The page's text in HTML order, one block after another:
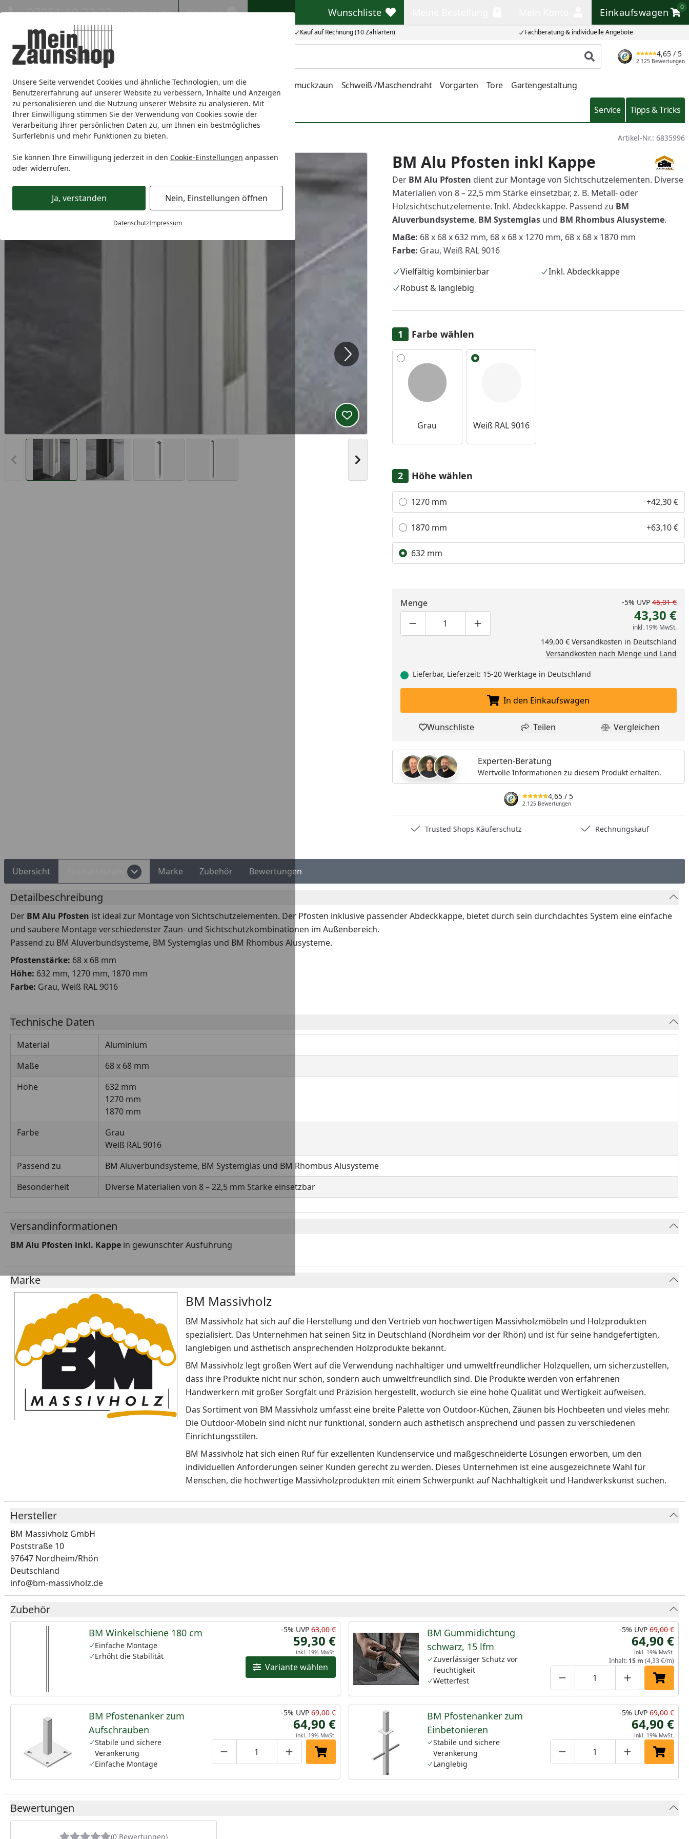
Unsere Seite verwendet Cookies und ähnliche Technologien, um die
Benutzererfahrung auf unserer Website zu verbessern, Inhalte und Anzeigen
zu personalisieren und die Nutzung unserer Website zu analysieren. Mit
Ihrer Einwilligung stimmen Sie der Verwendung von Cookies sowie der
Verarbeitung Ihrer persönlichen Daten zu, um Ihnen ein bestmögliches
Surferlebnis und mehr Funktionen zu bieten.
Sie können Ihre Einwilligung jederzeit in den Cookie-Einstellungen anpassen
oder widerrufen.
Ja, verstanden Nein, Einstellungen öffnen
DatenschutzImpressum
Eigene Montage-Teams Kauf auf Rechnung (10 Zahlarten) Fachberatung & individuelle Angebote
07051 / 9 22 22 Mo-Fr. 8-16 Uhr Kontakt Wunschliste
Wunschliste Einkaufswagen
0
Einkaufswagen
Produkt suchen
4,65 / 5
2.125 Bewertungen
Sichtschutz Doppelstabmatte Zaunsets Gabionen Einstabmatten Schmuckzaun Schweiß-/Maschendraht Vorgarten Tore Gartengestaltung
Zaunmarken Service Tipps & Tricks
Sichtschutz Glas BM Systemglas BM Alu Pfosten inkl Kappe Artikel-Nr.: 6835996
Vorheriges Bild anzeigen Nächstes Bild anzeigen
Produkt zur Wunschliste hinzufügen
BM Alu Pfosten inkl Kappe
Der BM Alu Pfosten dient zur Montage von Sichtschutzelementen. Diverse
Materialien von 8 – 22,5 mm Stärke einsetzbar, z. B. Metall- oder
Holzsichtschutzelemente. Inkl. Abdeckkappe. Passend zu BM
Aluverbundsysteme, BM Systemglasund BM Rhombus Alusysteme.
Maße: 68 x 68 x 632 mm, 68 x 68 x 1270 mm, 68 x 68 x 1870 mm
Farbe: Grau, Weiß RAL 9016
Vielfältig kombinierbar
Inkl. Abdeckkappe
Robust & langlebig
Farbe wählen
Alle anzeigen (2)
Grau Weiß RAL 9016
Höhe wählen
Alle anzeigen (3)
1270 mm +42,30 €
1870 mm +63,10 €
632 mm
Menge
Produktmenge um eins verringern
Produktmenge manuell eingeben
Produktmenge um eins erhöhen
-5% UVP 46,01 €
43,30 €
inkl. 19% MwSt.
149,00 € Versandkosten in Deutschland
Versandkosten nach Menge und Land
Lieferbar, Lieferzeit: 15-20 Werktage in Deutschland
In den Einkaufswagen legen
In den Einkaufswagen
Produkt zur Wunschliste hinzufügen
Wunschliste Teilen
Teilen Produkt
Vergleichen
Experten-Beratung
Wertvolle Informationen zu diesem Produkt erhalten.
4,65 / 5
2.125 Bewertungen
Trusted Shops Käuferschutz Rechnungskauf
Übersicht Marke Zubehör Bewertungen
Detailbeschreibung
Der BM Alu Pfosten ist ideal zur Montage von Sichtschutzelementen. Der Pfosten inklusive passender Abdeckkappe, bietet durch sein durchdachtes System eine einfache
und saubere Montage verschiedenster Zaun- und Sichtschutzkombinationen im Außenbereich.
Passend zu BM Aluverbundsysteme, BM Systemglas und BM Rhombus Alusysteme.
Pfostenstärke: 68 x 68 mm
Höhe: 632 mm, 1270 mm, 1870 mm
Farbe: Grau, Weiß RAL 9016
Technische Daten
Material
Aluminium
Maße
68 x 68 mm
Höhe
632 mm
1270 mm
1870 mm
Farbe
Grau
Weiß RAL 9016
Passend zu
BM Aluverbundsysteme, BM Systemglas und BM Rhombus Alusysteme
Besonderheit
Diverse Materialien von 8 – 22,5 mm Stärke einsetzbar
Versandinformationen
BM Alu Pfosten inkl. Kappe in gewünschter Ausführung
Marke
BM Massivholz
BM Massivholz hat sich auf die Herstellung und den Vertrieb von hochwertigen Massivholzmöbeln und Holzprodukten
spezialisiert. Das Unternehmen hat seinen Sitz in Deutschland (Nordheim vor der Rhön) und ist für seine handgefertigten,
langlebigen und ästhetisch ansprechenden Holzprodukte bekannt.
BM Massivholz legt großen Wert auf die Verwendung nachhaltiger und umweltfreundlicher Holzquellen, um sicherzustellen,
dass ihre Produkte nicht nur schön, sondern auch umweltfreundlich sind. Die Produkte werden von erfahrenen
Handwerkern mit großer Sorgfalt und Präzision hergestellt, wodurch sie eine hohe Qualität und Wertigkeit aufweisen.
Das Sortiment von BM Massivholz umfasst eine breite Palette von Outdoor-Küchen, Zäunen bis Hochbeeten und vieles mehr.
Die Outdoor-Möbeln sind nicht nur funktional, sondern auch ästhetisch ansprechend und passen zu verschiedenen
Einrichtungsstilen.
BM Massivholz hat sich einen Ruf für exzellenten Kundenservice und maßgeschneiderte Lösungen erworben, um den
individuellen Anforderungen seiner Kunden gerecht zu werden. Dieses Unternehmen ist eine ausgezeichnete Wahl für
Menschen, die hochwertige Massivholzprodukten mit einem Schwerpunkt auf Nachhaltigkeit und Handwerkskunst suchen.
Hersteller
BM Massivholz GmbH
Poststraße 10
97647 Nordheim/Rhön
Deutschland
info@bm-massivholz.de
Zubehör
BM Winkelschiene 180 cm
Einfache Montage
Erhöht die Stabilität
Variante wählen
-5% UVP 63,00 €
59,30 €
inkl. 19% MwSt.
BM Gummidichtung
schwarz, 15 lfm
Zuverlässiger Schutz vor
Feuchtigkeit
Wetterfest
Produktmenge um eins
Produktmenge manuell
Produktmenge
In den
-5% UVP 69,00 €
64,90 €
inkl. 19% MwSt.
Inhalt: 15 m (4,33 €/m)
BM Pfostenanker zum
Aufschrauben
Stabile und sichere
Verankerung
Einfache Montage
Produktmenge um eins verringern
Produktmenge manuell eingeben
Produktmenge um eins erhöhen
In den Einkaufswagen legen
-5% UVP 69,00 €
64,90 €
inkl. 19% MwSt.
BM Pfostenanker zum
Einbetonieren
Stabile und sichere
Verankerung
Langlebig
Produktmenge um eins
Produktmenge manuell
Produktmenge
In den
-5% UVP 69,00 €
64,90 €
inkl. 19% MwSt.
Bewertungen
(0 Bewertungen)